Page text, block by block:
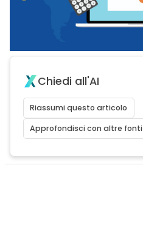
Chiedi all'AI
Riassumi questo articolo
Approfondisci con altre fonti